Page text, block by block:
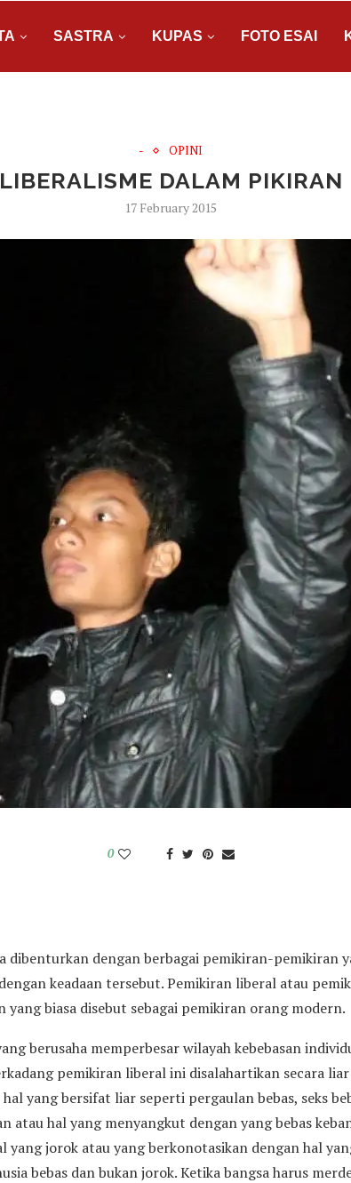
SASTRA KUPAS FOTO ESAI
- OPINI
LIBERALISME DALAM PIKIRAN
17 February 2015
0
dibenturkan dengan berbagai pemikiran-pemikiran
keadaan tersebut. Pemikiran liberal atau
yang biasa disebut sebagai pemikiran orang modern.
berusaha memperbesar wilayah kebebasan
pemikiran liberal ini disalahartikan secara
yang bersifat liar seperti pergaulan bebas, seks
atau hal yang menyangkut dengan yang bebas
yang jorok atau yang berkonotasikan dengan hal
bebas dan bukan jorok. Ketika bangsa harus